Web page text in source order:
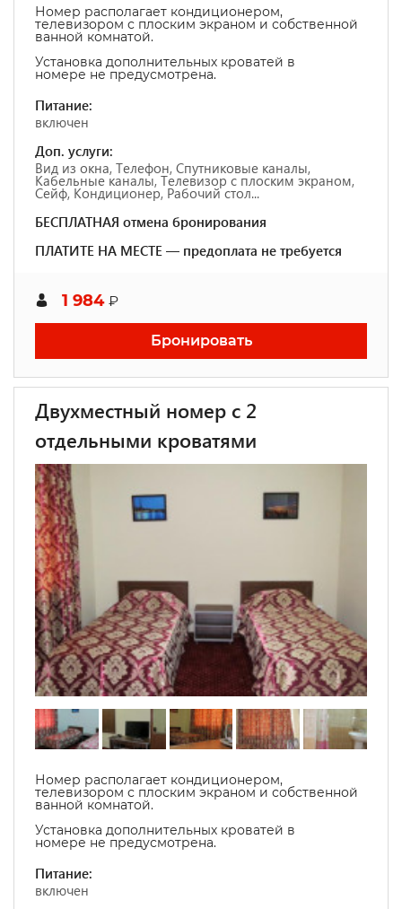
Номер располагает кондиционером,
телевизором с плоским экраном и собственной
ванной комнатой.
Установка дополнительных кроватей в
номере не предусмотрена.
Питание:
включен
Доп. услуги:
Вид из окна, Телефон, Спутниковые каналы,
Кабельные каналы, Телевизор с плоским экраном,
Сейф, Кондиционер, Рабочий стол...
БЕСПЛАТНАЯ отмена бронирования
ПЛАТИТЕ НА МЕСТЕ — предоплата не требуется
1 984 ₽
Бронировать
Двухместный номер с 2
отдельными кроватями
Номер располагает кондиционером,
телевизором с плоским экраном и собственной
ванной комнатой.
Установка дополнительных кроватей в
номере не предусмотрена.
Питание:
включен